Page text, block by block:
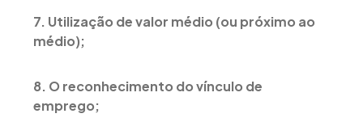
7. Utilização de valor médio (ou próximo ao
médio);
8. O reconhecimento do vínculo de
emprego;